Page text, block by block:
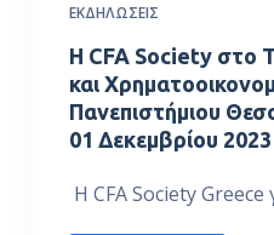
ΕΚΔΗΛΏΣΕΙΣ
Η CFA Society στο
και
Πανεπιστήμιου
01 Δεκεμβρίου
Η CFA Society